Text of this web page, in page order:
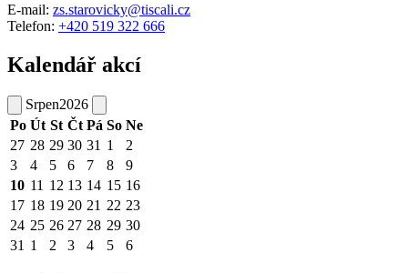
E-mail: zs.starovicky@tiscali.cz
Telefon: +420 519 322 666
Kalendář akcí
Srpen2026
Po Út St Čt Pá So Ne
27 28 29 30 31 1
2
3
4 5 6 7 8
9
10 11 12 13 14 15 16
17 18 19 20 21 22 23
24 25 26 27 28 29 30
31 1 2 3 4 5 6